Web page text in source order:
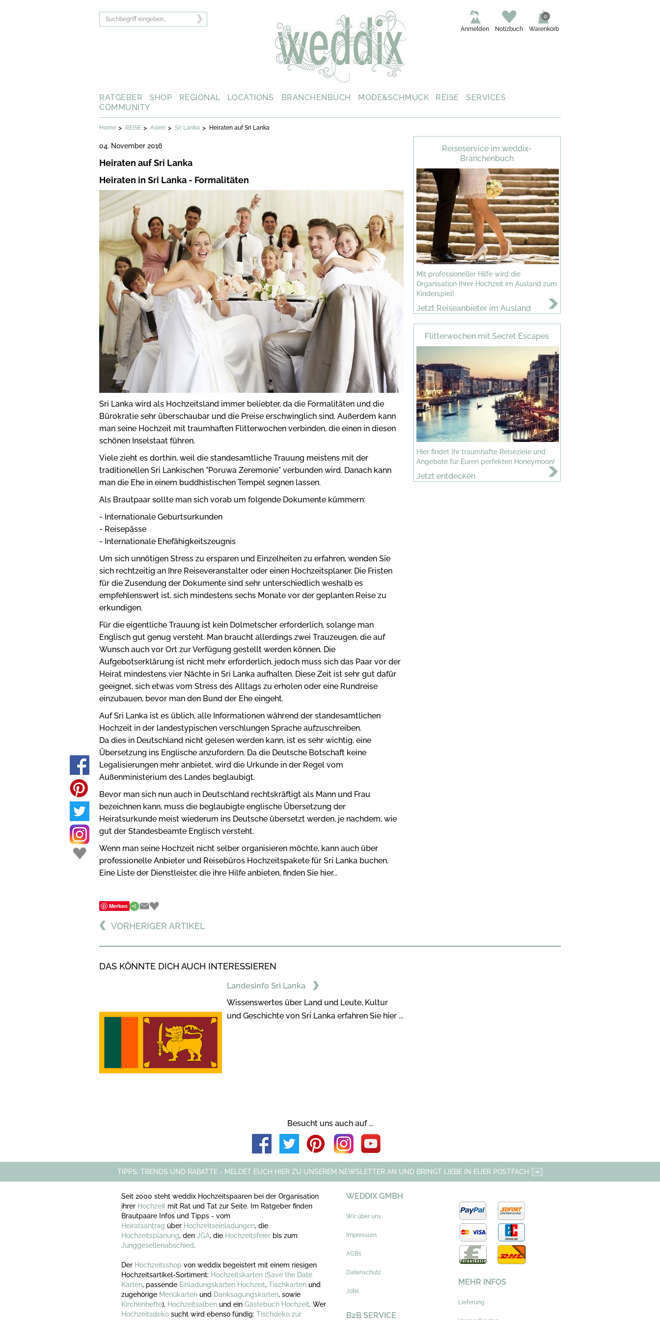
Warenkorb
0
Notizbuch
Anmelden
RATGEBER SHOP REGIONAL LOCATIONS BRANCHENBUCH MODE&SCHMUCK REISE
SERVICES
COMMUNITY
Home > REISE > Asien > Sri Lanka > Heiraten auf Sri Lanka
04. November 2016
Heiraten auf Sri Lanka
Heiraten in Sri Lanka - Formalitäten
Sri Lanka wird als Hochzeitsland immer beliebter, da die Formalitäten und die
Bürokratie sehr überschaubar und die Preise erschwinglich sind. Außerdem kann
man seine Hochzeit mit traumhaften Flitterwochen verbinden, die einen in diesen
schönen Inselstaat führen.
Viele zieht es dorthin, weil die standesamtliche Trauung meistens mit der
traditionellen Sri Lankischen "Poruwa Zeremonie" verbunden wird. Danach kann
man die Ehe in einem buddhistischen Tempel segnen lassen.
Als Brautpaar sollte man sich vorab um folgende Dokumente kümmern:
- Internationale Geburtsurkunden
- Reisepässe
- Internationale Ehefähigkeitszeugnis
Um sich unnötigen Stress zu ersparen und Einzelheiten zu erfahren, wenden Sie
sich rechtzeitig an Ihre Reiseveranstalter oder einen Hochzeitsplaner. Die Fristen
für die Zusendung der Dokumente sind sehr unterschiedlich weshalb es
empfehlenswert ist, sich mindestens sechs Monate vor der geplanten Reise zu
erkundigen.
Für die eigentliche Trauung ist kein Dolmetscher erforderlich, solange man
Englisch gut genug versteht. Man braucht allerdings zwei Trauzeugen, die auf
Wunsch auch vor Ort zur Verfügung gestellt werden können. Die
Aufgebotserklärung ist nicht mehr erforderlich, jedoch muss sich das Paar vor der
Heirat mindestens vier Nächte in Sri Lanka aufhalten. Diese Zeit ist sehr gut dafür
geeignet, sich etwas vom Stress des Alltags zu erholen oder eine Rundreise
einzubauen, bevor man den Bund der Ehe eingeht.
Auf Sri Lanka ist es üblich, alle Informationen während der standesamtlichen
Hochzeit in der landestypischen verschlungen Sprache aufzuschreiben.
Da dies in Deutschland nicht gelesen werden kann, ist es sehr wichtig, eine
Übersetzung ins Englische anzufordern. Da die Deutsche Botschaft keine
Legalisierungen mehr anbietet, wird die Urkunde in der Regel vom
Außenministerium des Landes beglaubigt.
Bevor man sich nun auch in Deutschland rechtskräftigt als Mann und Frau
bezeichnen kann, muss die beglaubigte englische Übersetzung der
Heiratsurkunde meist wiederum ins Deutsche übersetzt werden, je nachdem, wie
gut der Standesbeamte Englisch versteht.
Wenn man seine Hochzeit nicht selber organisieren möchte, kann auch über
professionelle Anbieter und Reisebüros Hochzeitspakete für Sri Lanka buchen.
Eine Liste der Dienstleister, die ihre Hilfe anbieten, finden Sie hier...
Reiseservice im weddix-
Branchenbuch
Mit professioneller Hilfe wird die
Organisation Ihrer Hochzeit im Ausland zum
Kinderspiel!
Jetzt Reiseanbieter im Ausland
Flitterwochen mit Secret Escapes
Hier findet Ihr traumhafte Reiseziele und
Angebote für Euren perfekten Honeymoon!
Jetzt entdecken
Merken
VORHERIGER ARTIKEL
DAS KÖNNTE DICH AUCH INTERESSIEREN
Landesinfo Sri Lanka
Wissenswertes über Land und Leute, Kultur
und Geschichte von Sri Lanka erfahren Sie hier ...
Besucht uns auch auf ...
TIPPS, TRENDS UND RABATTE - MELDET EUCH HIER ZU UNSEREM NEWSLETTER AN UND BRINGT LIEBE IN EUER POSTFACH
Seit 2000 steht weddix Hochzeitspaaren bei der Organisation
ihrer Hochzeit mit Rat und Tat zur Seite. Im Ratgeber finden
Brautpaare Infos und Tipps - vom
Heiratsantrag über Hochzeitseinladungen, die
Hochzeitsplanung, den JGA, die Hochzeitsfeier bis zum
Junggesellenabschied.
Der Hochzeitsshop von weddix begeistert mit einem riesigen
Hochzeitsartikel-Sortiment: Hochzeitskarten (Save the Date
Karten, passende Einladungskarten Hochzeit, Tischkarten und
zugehörige Menükarten und Danksagungskarten, sowie
Kirchenhefte), Hochzeitsalben und ein Gästebuch Hochzeit. Wer
Hochzeitsdeko sucht wird ebenso fündig: Tischdeko zur
WEDDIX GMBH
Wir über uns
Impressum
AGBs
Datenschutz
Jobs
B2B SERVICE
MEHR INFOS
Lieferung